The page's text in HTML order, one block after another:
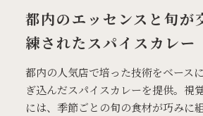
都内のエッセンスと旬が
練されたスパイスカレー
都内の人気店で培った技術をベース
ぎ込んだスパイスカレーを提供。視
には、季節ごとの旬の食材が巧みに